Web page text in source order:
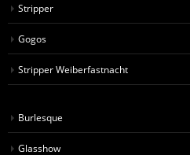
Stripper
Gogos
Stripper Weiberfastnacht
Burlesque
Glasshow